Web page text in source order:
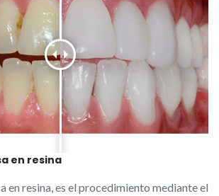
en resina
en resina, es el procedimiento mediante el